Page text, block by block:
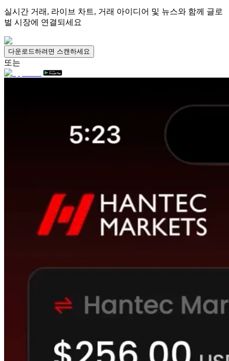
실시간 거래, 라이브 차트, 거래 아이디어 및 뉴스와 함께 글로
벌 시장에 연결되세요
다운로드하려면 스캔하세요
또는